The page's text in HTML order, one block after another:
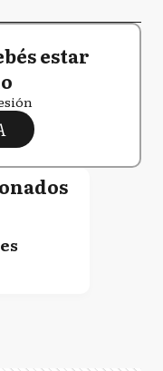
estar